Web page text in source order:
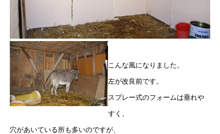
こんな風になりました。
左が改良前です。
スプレー式のフォームは垂れや
すく、
穴があいている所も多いのですが、